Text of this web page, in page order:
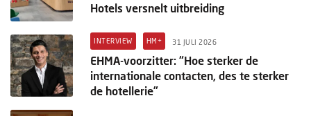
Hotels versnelt uitbreiding
INTERVIEW HM+ 31 JULI 2026
EHMA-voorzitter: “Hoe sterker de
internationale contacten, des te sterker
de hotellerie”